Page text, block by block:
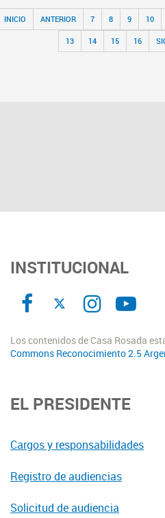
INICIO ANTERIOR 7 8 9 10
13 14 15 16
INSTITUCIONAL
Los contenidos de Casa Rosada
Commons Reconocimiento 2.5
EL PRESIDENTE
Cargos y responsabilidades
Registro de audiencias
Solicitud de audiencia